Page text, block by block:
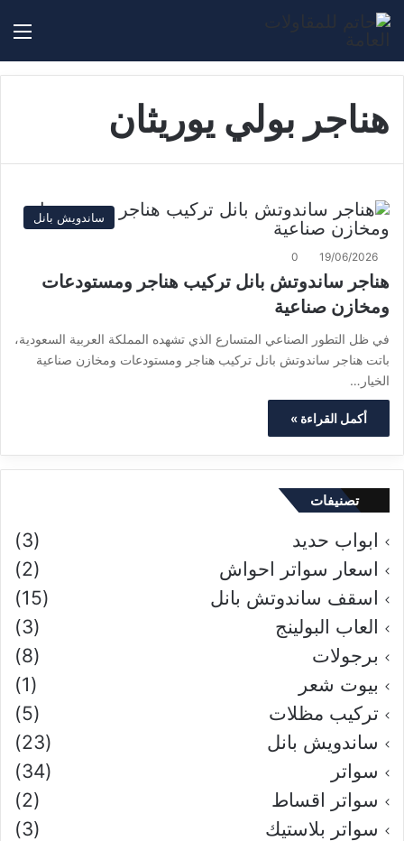
بحث
هناجر بولي يوريثان
ساندويش بانل
19/06/2026
0
هناجر ساندوتش بانل تركيب هناجر ومستودعات
ومخازن صناعية
في ظل التطور الصناعي المتسارع الذي تشهده المملكة العربية السعودية،
باتت هناجر ساندوتش بانل تركيب هناجر ومستودعات ومخازن صناعية
الخيار…
أكمل القراءة »
تصنيفات
ابواب حديد
(3)
اسعار سواتر احواش
(2)
اسقف ساندوتش بانل
(15)
العاب البولينج
(3)
برجولات
(8)
بيوت شعر
(1)
تركيب مظلات
(5)
ساندويش بانل
(23)
سواتر
(34)
سواتر اقساط
(2)
سواتر بلاستيك
(3)